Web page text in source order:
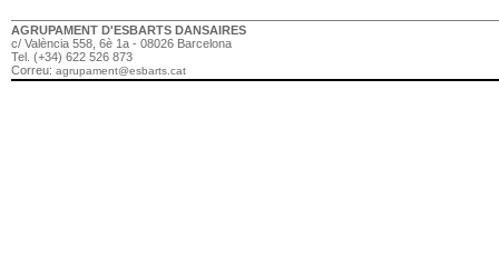
AGRUPAMENT D'ESBARTS DANSAIRES
c/ València 558, 6è 1a - 08026 Barcelona
Tel. (+34) 622 526 873
Correu: agrupament@esbarts.cat